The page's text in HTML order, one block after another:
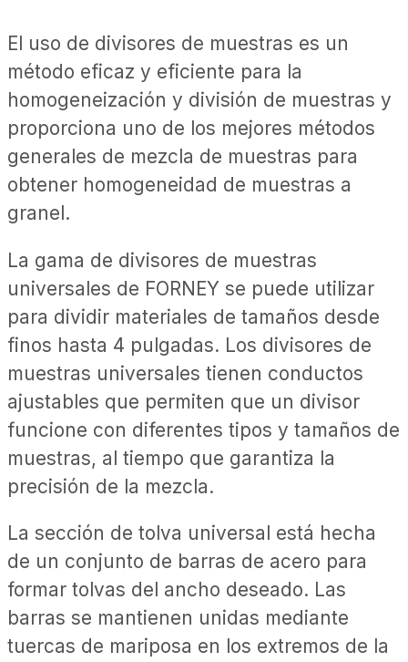
El uso de divisores de muestras es un
método eficaz y eficiente para la
homogeneización y división de muestras y
proporciona uno de los mejores métodos
generales de mezcla de muestras para
obtener homogeneidad de muestras a
granel.
La gama de divisores de muestras
universales de FORNEY se puede utilizar
para dividir materiales de tamaños desde
finos hasta 4 pulgadas. Los divisores de
muestras universales tienen conductos
ajustables que permiten que un divisor
funcione con diferentes tipos y tamaños de
muestras, al tiempo que garantiza la
precisión de la mezcla.
La sección de tolva universal está hecha
de un conjunto de barras de acero para
formar tolvas del ancho deseado. Las
barras se mantienen unidas mediante
tuercas de mariposa en los extremos de la